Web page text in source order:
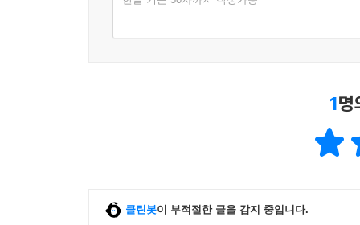
3. 술어논리의미론
2. 협동원리
1명
클린봇이 부적절한 글을 감지 중입니다.